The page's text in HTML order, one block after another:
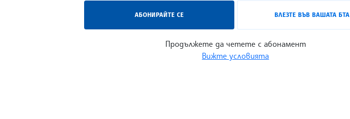
АБОНИРАЙТЕ СЕ ВЛЕЗТЕ ВЪВ ВАШАТА БТА
Продължете да четете с абонамент
Вижте условията